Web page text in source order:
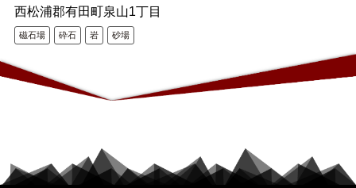
西松浦郡有田町泉山1丁目
磁石場 砕石 岩 砂場